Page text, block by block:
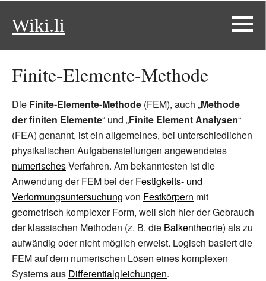
Wiki.li
Finite-Elemente-Methode
Die Finite-Elemente-Methode (FEM), auch „Methode
der finiten Elemente“ und „Finite Element Analysen“
(FEA) genannt, ist ein allgemeines, bei unterschiedlichen
physikalischen Aufgabenstellungen angewendetes
numerischesVerfahren. Am bekanntesten ist die
Anwendung der FEM bei derFestigkeits- und
Verformungsuntersuchung von Festkörpern mit
geometrisch komplexer Form, weil sich hier der Gebrauch
der klassischen Methoden (z. B. die Balkentheorie) als zu
aufwändig oder nicht möglich erweist. Logisch basiert die
FEM auf dem numerischen Lösen eines komplexen
Systems aus Differentialgleichungen.